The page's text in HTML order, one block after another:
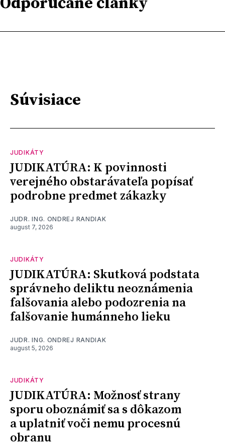
Súvisiace
JUDIKÁTY
JUDIKATÚRA: K povinnosti
verejného obstarávateľa popísať
podrobne predmet zákazky
JUDR. ING. ONDREJ RANDIAK
august 7, 2026
JUDIKÁTY
JUDIKATÚRA: Skutková podstata
správneho deliktu neoznámenia
falšovania alebo podozrenia na
falšovanie humánneho lieku
JUDR. ING. ONDREJ RANDIAK
august 5, 2026
JUDIKÁTY
JUDIKATÚRA: Možnosť strany
sporu oboznámiť sa s dôkazom
a uplatniť voči nemu procesnú
obranu